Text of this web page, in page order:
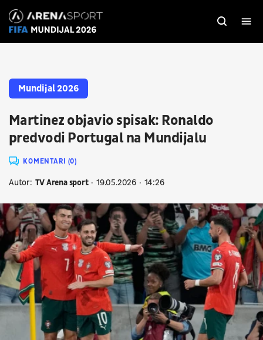
Mundijal 2026
Martinez objavio spisak: Ronaldo
predvodi Portugal na Mundijalu
KOMENTARI (0)
Autor: TV Arena sport 19.05.2026 14:26